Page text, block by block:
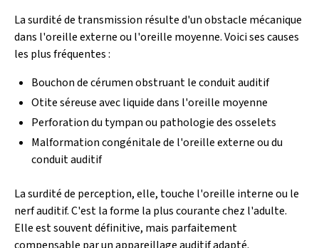
La surdité de transmission résulte d'un obstacle mécanique
dans l'oreille externe ou l'oreille moyenne. Voici ses causes
les plus fréquentes :
Bouchon de cérumen obstruant le conduit auditif
Otite séreuse avec liquide dans l'oreille moyenne
Perforation du tympan ou pathologie des osselets
Malformation congénitale de l'oreille externe ou du
conduit auditif
La surdité de perception, elle, touche l'oreille interne ou le
nerf auditif. C'est la forme la plus courante chez l'adulte.
Elle est souvent définitive, mais parfaitement